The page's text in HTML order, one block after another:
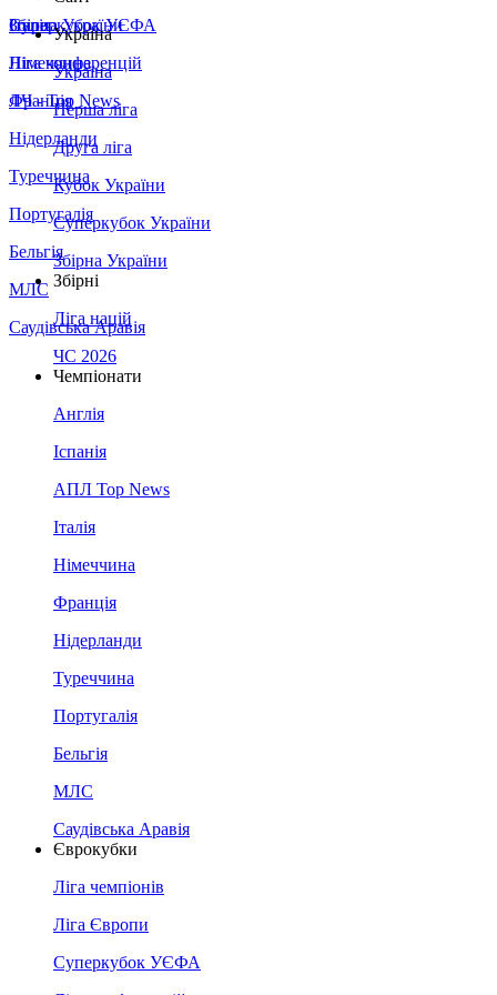
Збірна України
Італія
Німеччина
Франція
Нідерланди
Туреччина
Португалія
Бельгія
МЛС
Саудівська Аравія
Суперкубок УЄФА
Ліга конференцій
ЛЧ - Top News
Україна
Україна
Перша ліга
Друга ліга
Кубок України
Суперкубок України
Збірна України
Збірні
Ліга націй
ЧС 2026
Чемпіонати
Англія
Іспанія
АПЛ Top News
Італія
Німеччина
Франція
Нідерланди
Туреччина
Португалія
Бельгія
МЛС
Саудівська Аравія
Єврокубки
Ліга чемпіонів
Ліга Європи
Суперкубок УЄФА